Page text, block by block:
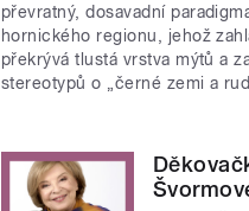
převratný, dosavadní
hornického regionu, jehož
překrývá tlustá vrstva mýtů a
stereotypů o „černé zemi a